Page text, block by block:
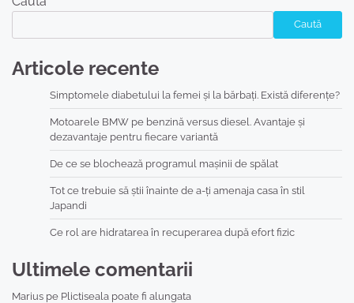
Caută
Articole recente
Simptomele diabetului la femei și la bărbați. Există diferențe?
Motoarele BMW pe benzină versus diesel. Avantaje și
dezavantaje pentru fiecare variantă
De ce se blochează programul mașinii de spălat
Tot ce trebuie să știi înainte de a-ți amenaja casa în stil
Japandi
Ce rol are hidratarea în recuperarea după efort fizic
Ultimele comentarii
Marius pe Plictiseala poate fi alungata